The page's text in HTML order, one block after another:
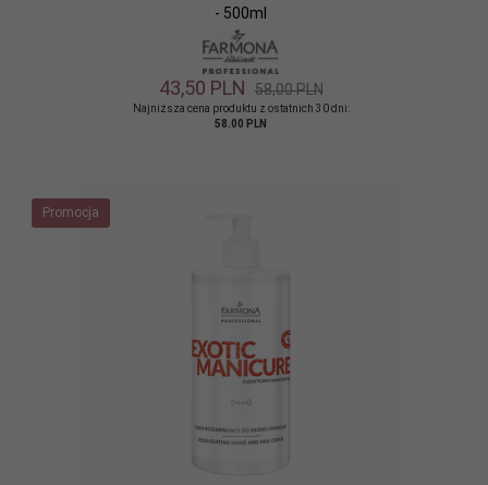
- 500ml
43,50 PLN 58,00 PLN
Najniższa cena produktu z ostatnich 30 dni:
58.00 PLN
Promocja